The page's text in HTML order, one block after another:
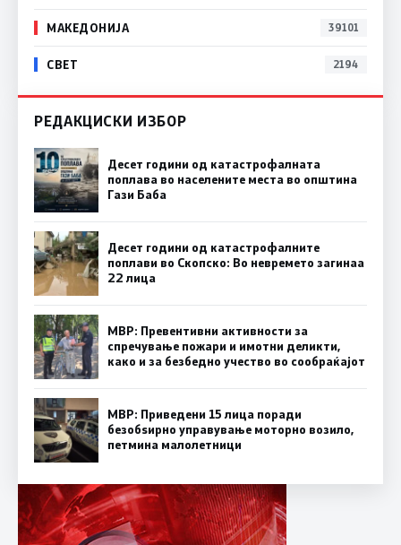
МАКЕДОНИЈА 39101
СВЕТ 2194
РЕДАКЦИСКИ ИЗБОР
Десет години од катастрофалната
поплава во населените места во општина
Гази Баба
Десет години од катастрофалните
поплави во Скопско: Во невремето загинаа
22 лица
МВР: Превентивни активности за
спречување пожари и имотни деликти,
како и за безбедно учество во сообраќајот
МВР: Приведени 15 лица поради
безобѕирно управување моторно возило,
петмина малолетници